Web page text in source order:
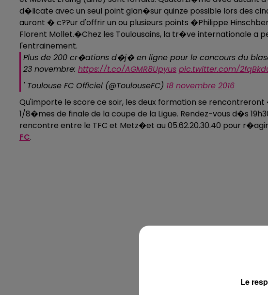
d�licate avec un seul point glan�sur quinze possible lors des
auront � c??ur d'offrir un ou plusieurs points �Philippe
Florent Mollet.�Chez les Toulousains, la tr�ve internationale a
l'entrainement.
Plus de 200 cr�ations d�j� en ligne pour le concours du
23 novembre: https://t.co/AGMR8Upyus pic.twitter.com/
' Toulouse FC Officiel (@ToulouseFC) 18 novembre 2016
Qu'importe le score ce soir, les deux formation se
1/8�mes de finale de la coupe de la Ligue. Rendez-vous d�s
rencontre entre le TFC et Metz�et au 05.62.20.30.40 pour
FC.
Le